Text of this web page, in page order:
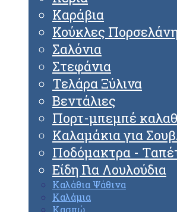
Καράβια
Κούκλες
Σαλόνια
Στεφάνια
Τελάρα Ξύλινα
Βεντάλιες
Πορτ-μπεμπέ
Καλαμάκια για
Ποδόμακτρα -
Είδη Για Λουλούδια
Καλάθια Ψάθινα
Καλάμια
Κασπώ